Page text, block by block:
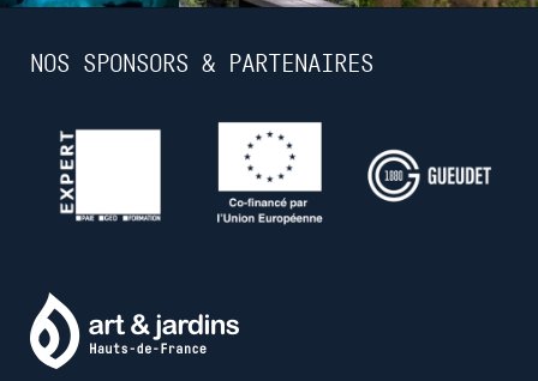
NOS SPONSORS & PARTENAIRES